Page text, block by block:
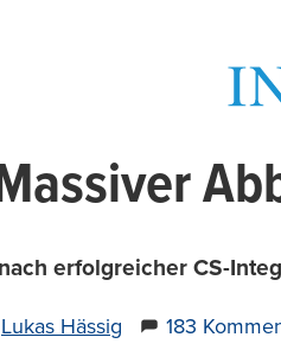
erfolgreicher CS-
Lukas Hässig 183